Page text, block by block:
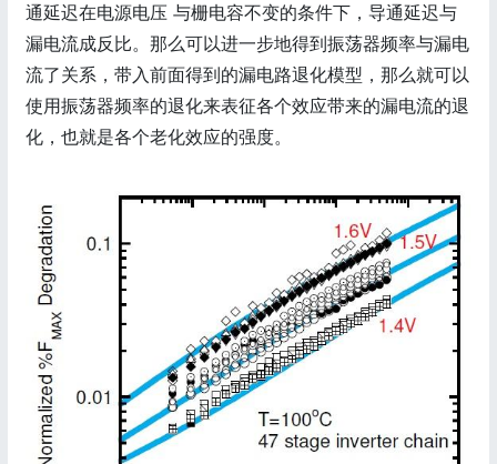
通延迟在电源电压 与栅电容不变的条件下，导通延迟与
漏电流成反比。那么可以进一步地得到振荡器频率与漏电
流了关系，带入前面得到的漏电路退化模型，那么就可以
使用振荡器频率的退化来表征各个效应带来的漏电流的退
化，也就是各个老化效应的强度。